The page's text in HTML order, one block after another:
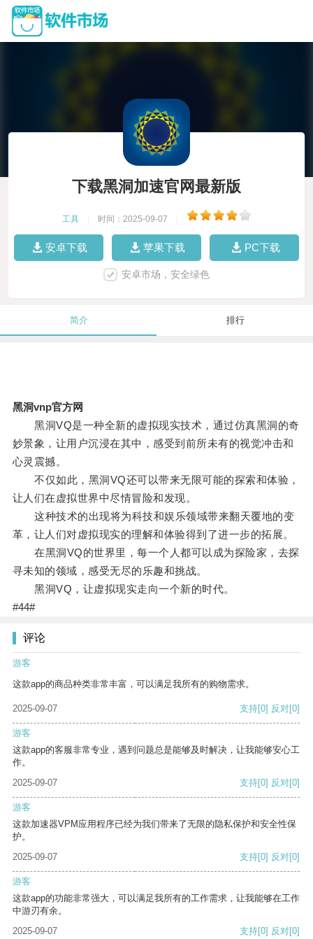
下载黑洞加速官网最新版
工具 时间：2025-09-07
安卓下载 苹果下载 PC下载
安卓市场，安全绿色
简介 排行
黑洞vnp官方网
黑洞VQ是一种全新的虚拟现实技术，通过仿真黑洞的奇
妙景象，让用户沉浸在其中，感受到前所未有的视觉冲击和
心灵震撼。
不仅如此，黑洞VQ还可以带来无限可能的探索和体验，
让人们在虚拟世界中尽情冒险和发现。
这种技术的出现将为科技和娱乐领域带来翻天覆地的变
革，让人们对虚拟现实的理解和体验得到了进一步的拓展。
在黑洞VQ的世界里，每一个人都可以成为探险家，去探
寻未知的领域，感受无尽的乐趣和挑战。
黑洞VQ，让虚拟现实走向一个新的时代。
#44#
评论
游客
这款app的商品种类非常丰富，可以满足我所有的购物需求。
2025-09-07 支持[0] 反对[0]
游客
这款app的客服非常专业，遇到问题总是能够及时解决，让我能够安心工
作。
2025-09-07
支持[0] 反对[0]
游客
这款加速器VPM应用程序已经为我们带来了无限的隐私保护和安全性保
护。
2025-09-07
支持[0] 反对[0]
游客
这款app的功能非常强大，可以满足我所有的工作需求，让我能够在工作
中游刃有余。
2025-09-07
支持[0] 反对[0]